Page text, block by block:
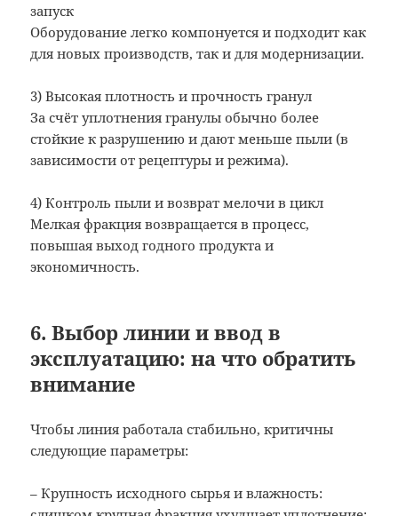
запуск
Оборудование легко компонуется и подходит как
для новых производств, так и для модернизации.
3) Высокая плотность и прочность гранул
За счёт уплотнения гранулы обычно более
стойкие к разрушению и дают меньше пыли (в
зависимости от рецептуры и режима).
4) Контроль пыли и возврат мелочи в цикл
Мелкая фракция возвращается в процесс,
повышая выход годного продукта и
экономичность.
6. Выбор линии и ввод в
эксплуатацию: на что обратить
внимание
Чтобы линия работала стабильно, критичны
следующие параметры:
– Крупность исходного сырья и влажность: